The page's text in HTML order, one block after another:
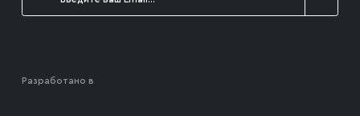
Разработано в